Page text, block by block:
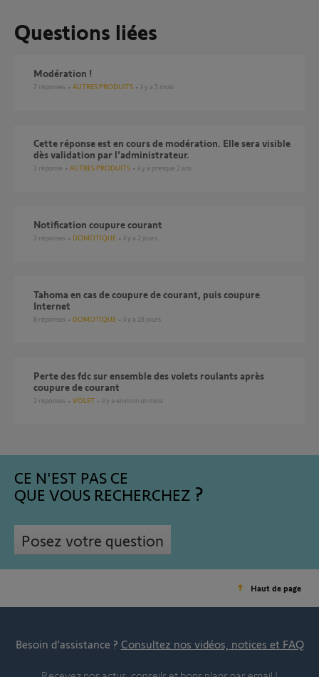
Questions liées
Modération !
7 réponses AUTRES PRODUITS il y a 5 mois
Cette réponse est en cours de modération. Elle sera visible
dès validation par l'administrateur.
1 réponse AUTRES PRODUITS il y a presque 2 ans
Notification coupure courant
2 réponses DOMOTIQUE il y a 2 jours
Tahoma en cas de coupure de courant, puis coupure
Internet
8 réponses DOMOTIQUE il y a 28 jours
Perte des fdc sur ensemble des volets roulants après
coupure de courant
2 réponses VOLET il y a environ un mois
CE N'EST PAS CE
QUE VOUS RECHERCHEZ
Posez votre question
Haut de page
Besoin d’assistance ? Consultez nos vidéos, notices et FAQ